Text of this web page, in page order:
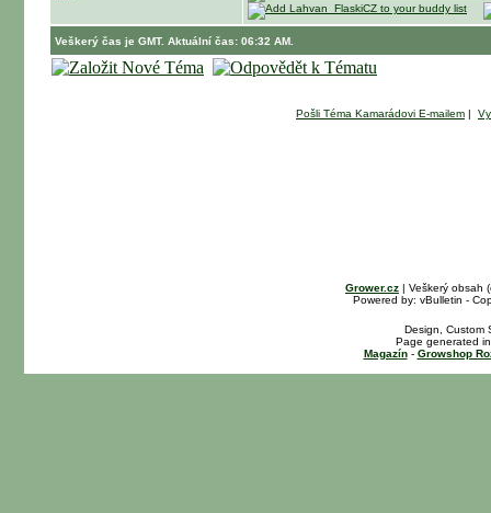
Veškerý čas je GMT. Aktuální čas: 06:32 AM.
Pošli Téma Kamarádovi E-mailem |
Grower.cz | Veškerý obsah
Powered by: vBulletin -
Design, Custom
Page generated
Magazín- Growshop